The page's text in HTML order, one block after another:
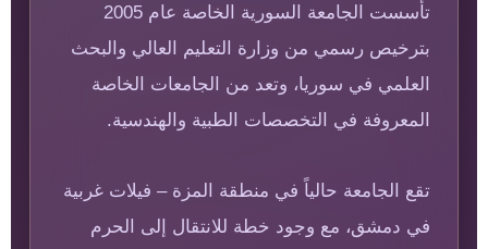
تأسست الجامعة السورية الخاصة عام 2005
بترخيص رسمي من وزارة التعليم العالي والبحث
العلمي في سوريا، وتعد من الجامعات الخاصة
المعروفة في التخصصات الطبية والهندسية.
تقع الجامعة حالياً في منطقة المزة – فيلات غربية
في دمشق، مع وجود خطة للانتقال إلى الحرم